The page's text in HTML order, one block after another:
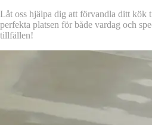
Låt oss hjälpa dig att förvandla ditt kök
perfekta platsen för både vardag och
tillfällen!